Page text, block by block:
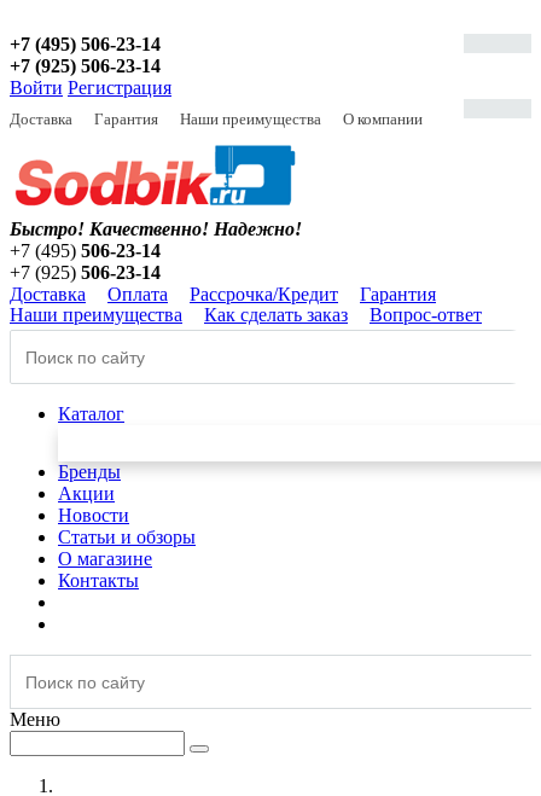
+7 (495) 506-23-14
+7 (925) 506-23-14
Войти Регистрация
Доставка Гарантия Наши преимущества О компании
Быстро! Качественно! Надежно!
+7 (495) 506-23-14
+7 (925) 506-23-14
Доставка
Оплата Рассрочка/Кредит
Гарантия
Наши преимущества
Как сделать заказ Вопрос-ответ
Каталог
Бренды
Акции
Новости
Статьи и обзоры
О магазине
Контакты
Меню